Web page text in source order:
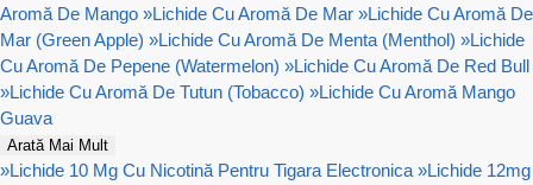
Aromă De Mango »Lichide Cu Aromă De Mar »Lichide Cu Aromă De
Mar (Green Apple) »Lichide Cu Aromă De Menta (Menthol) »Lichide
Cu Aromă De Pepene (Watermelon) »Lichide Cu Aromă De Red Bull
»Lichide Cu Aromă De Tutun (Tobacco) »Lichide Cu Aromă Mango
Guava
Arată Mai Mult
»Lichide 10 Mg Cu Nicotină Pentru Tigara Electronica »Lichide 12mg